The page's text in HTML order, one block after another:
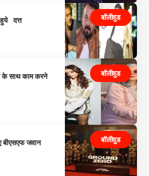
बॉलीवुड
हुये दत्त
बॉलीवुड
के साथ काम करने
बॉलीवुड
बीएसएफ जवान